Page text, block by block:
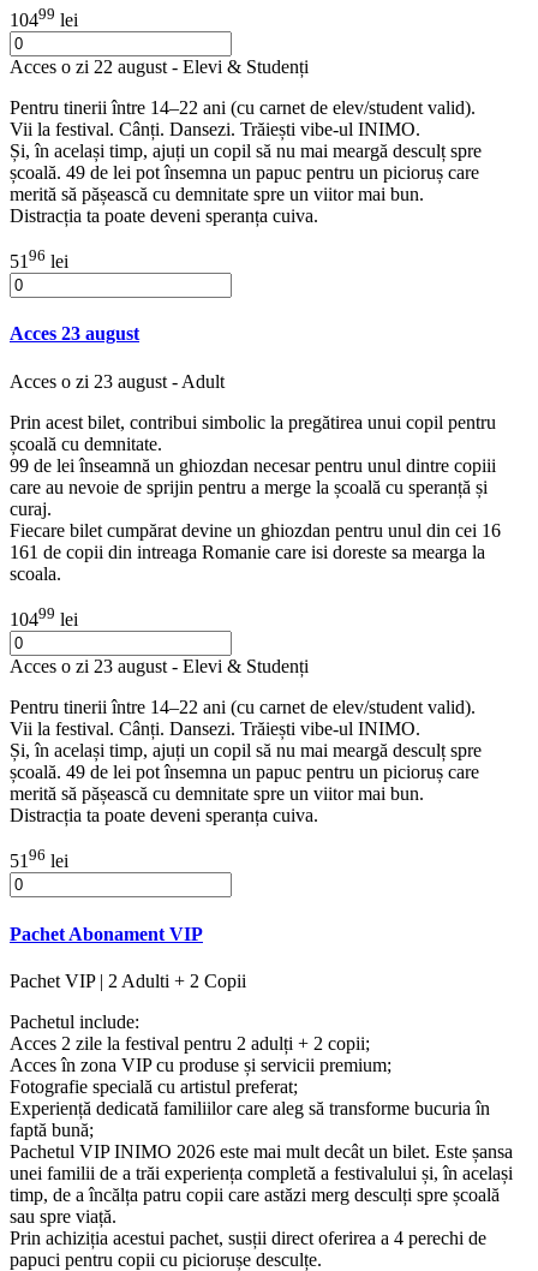
10499 lei
Acces o zi 22 august - Elevi & Studenți
Pentru tinerii între 14–22 ani (cu carnet de elev/student valid).
Vii la festival. Cânți. Dansezi. Trăiești vibe-ul INIMO.
Și, în același timp, ajuți un copil să nu mai meargă desculț spre
școală. 49 de lei pot însemna un papuc pentru un picioruș care
merită să pășească cu demnitate spre un viitor mai bun.
Distracția ta poate deveni speranța cuiva.
51 96 lei
Acces 23 august
Acces o zi 23 august - Adult
Prin acest bilet, contribui simbolic la pregătirea unui copil pentru
școală cu demnitate.
99 de lei înseamnă un ghiozdan necesar pentru unul dintre copiii
care au nevoie de sprijin pentru a merge la școală cu speranță și
curaj.
Fiecare bilet cumpărat devine un ghiozdan pentru unul din cei 16
161 de copii din intreaga Romanie care isi doreste sa mearga la
scoala.
10499 lei
Acces o zi 23 august - Elevi & Studenți
Pentru tinerii între 14–22 ani (cu carnet de elev/student valid).
Vii la festival. Cânți. Dansezi. Trăiești vibe-ul INIMO.
Și, în același timp, ajuți un copil să nu mai meargă desculț spre
școală. 49 de lei pot însemna un papuc pentru un picioruș care
merită să pășească cu demnitate spre un viitor mai bun.
Distracția ta poate deveni speranța cuiva.
51 96 lei
Pachet Abonament VIP
Pachet VIP | 2 Adulti + 2 Copii
Pachetul include:
Acces 2 zile la festival pentru 2 adulți + 2 copii;
Acces în zona VIP cu produse și servicii premium;
Fotografie specială cu artistul preferat;
Experiență dedicată familiilor care aleg să transforme bucuria în
faptă bună;
Pachetul VIP INIMO 2026 este mai mult decât un bilet. Este șansa
unei familii de a trăi experiența completă a festivalului și, în același
timp, de a încălța patru copii care astăzi merg desculți spre școală
sau spre viață.
Prin achiziția acestui pachet, susții direct oferirea a 4 perechi de
papuci pentru copii cu piciorușe desculțe.